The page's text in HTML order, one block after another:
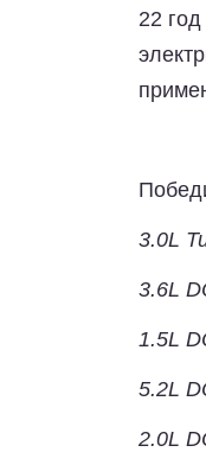
22
3.0L
3.6L
1.5L
5.2L
2.0L